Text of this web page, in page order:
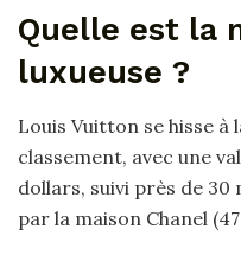
Quelle est la
luxueuse ?
Louis Vuitton se hisse à
classement, avec une
dollars, suivi près de
par la maison Chanel